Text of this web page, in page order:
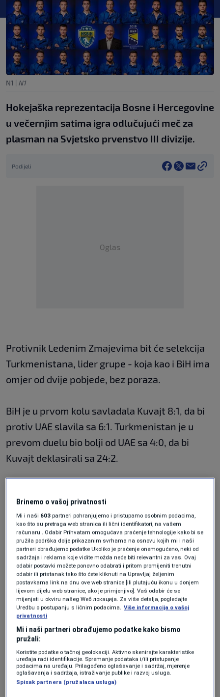
N1 | N1
Hokejaška reprezentacija Bosne i Hercegovine
u večernjim satima igra odlučujući meč za
plasman na Svjetsko prvenstvo III divizije.
Podijeli
Oglas
Protivnik Ledenim Zmajevima bit će selekcija
Turkmenistana, lider grupe - koja kao i BiH ima
omjer od dvije pobjede, bez poraza.
BiH je u prvom kolu savladala Kuvajt 8:1, da bi
protiv UAE slavila sa 6:1. Turkmenistan je u
prevom duelu bio bolji od UAE sa 4:0, da bi
Kuvajt deklasirali sa 24:2.
plasman na Svjetsko prvenstvo III divizije koje
se igra naredne godine.
Ulaz u dvoranu Zetra bit će slobodan za žene i
djecu do 12 godina, saopćeno je iz Hokejaškog
saveza BiH.Meč BiH - Turkmenistan počinje u
20:30 sati, umjesto u 12:30, kako je ranije bilo
planirano.
N1 pratite putem aplikacija za
iPhone/iPadi društvenihmrežaTwitter|
Facebooki UŽIVOna ovom linku.
Brinemo o vašoj privatnosti
Mi i naši 603 partneri pohranjujemo i pristupamo osobnim podacima,
kao što su pretraga web stranica ili lični identifikatori, na vašem
računaru . Odabir Prihvatam omogućava praćenje tehnologije kako bi se
pružila podrška dolje prikazanim svrhama na osnovu kojih mi i naši
partneri obrađujemo podatke Ukoliko je praćenje onemogućeno, neki od
sadržaja i reklama koje vidite možda neće biti relevantni za vas. Ovaj
odabir postavki možete ponovno odabrati i pritom promijeniti trenutni
odabir ili pristanak tako što ćete kliknuti na Upravljaj željenim
postavkama link na dnu ove web stranice [ili plutajuću ikonu u donjem
lijevom dijelu web stranice, ako je primjenjivo]. Vaš odabir će se
mijenjati u okviru našeg Wеб локација. Za više detalja, pogledajte
Uredbu o postupanju s ličnim podacima. Više informacija o vašoj
privatnosti
Mi i naši partneri obrađujemo podatke kako bismo
pružali:
Koristite podatke o tačnoj geolokaciji. Aktivno skenirajte karakteristike
uređaja radi identifikacije. Spremanje podataka i/ili pristupanje
podacima na uređaju. Prilagođeno oglašavanje i sadržaj, mjerenje
oglašavanja i sadržaja, istraživanje publike i razvoj usluga.
Spisak partnera (pružalaca usluga)